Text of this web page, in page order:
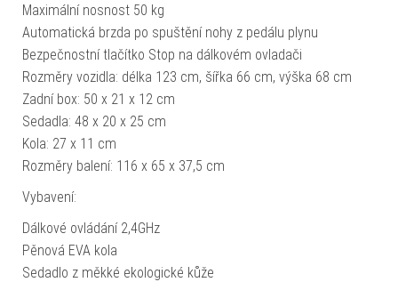
Maximální nosnost 50 kg
Automatická brzda po spuštění nohy z pedálu plynu
Bezpečnostní tlačítko Stop na dálkovém ovladači
Rozměry vozidla: délka 123 cm, šířka 66 cm, výška 68 cm
Zadní box: 50 x 21 x 12 cm
Sedadla: 48 x 20 x 25 cm
Kola: 27 x 11 cm
Rozměry balení: 116 x 65 x 37,5 cm
Vybavení:
Dálkové ovládání 2,4GHz
Pěnová EVA kola
Sedadlo z měkké ekologické kůže